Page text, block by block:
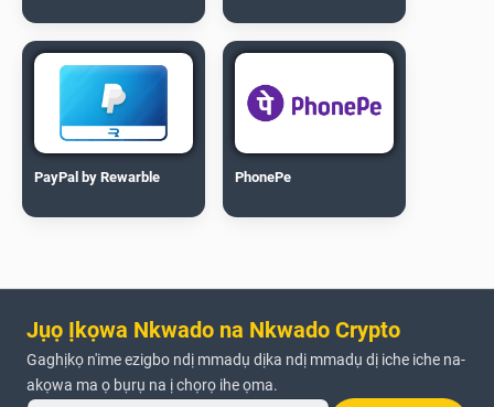
PayPal by Rewarble PhonePe
Jụọ Ịkọwa Nkwado na Nkwado Crypto
Gaghịkọ n'ime ezigbo ndị mmadụ dịka ndị mmadụ dị iche iche na-
akọwa ma ọ bụrụ na ị chọrọ ihe ọma.